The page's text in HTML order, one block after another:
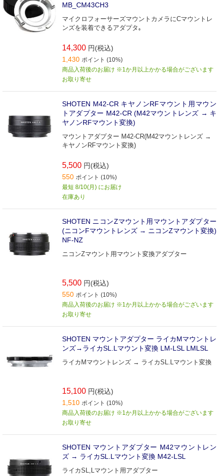
MB_CM43CH3
マイクロフォーサーズマウントカメラにCマウントレ
ンズを装着できるアダプタ｡
14,300 円(税込)
1,430 ポイント (10%)
商品入荷後のお届け ※1か月以上かかる場合がございます
お取り寄せ
SHOTEN M42-CR キヤノンRFマウント用マウン
トアダプター M42-CR (M42マウントレンズ → キ
ヤノンRFマウント変換)
マウントアダプター M42-CR(M42マウントレンズ →
キヤノンRFマウント変換)
5,500 円(税込)
550 ポイント (10%)
最短 8/10(月) にお届け
在庫あり
SHOTEN ニコンZマウント用マウントアダプター
(ニコンFマウントレンズ → ニコンZマウント変換)
NF-NZ
ニコンZマウント用マウント変換アダプター
5,500 円(税込)
550 ポイント (10%)
商品入荷後のお届け ※1か月以上かかる場合がございます
お取り寄せ
SHOTEN マウントアダプター ライカMマウントレ
ンズ→ライカSL.Lマウント変換 LM-LSL LMLSL
ライカMマウントレンズ → ライカSL.Lマウント変換
15,100 円(税込)
1,510 ポイント (10%)
商品入荷後のお届け ※1か月以上かかる場合がございます
お取り寄せ
SHOTEN マウントアダプター M42マウントレン
ズ → ライカSL.Lマウント変換 M42-LSL
ライカSL,Lマウント用アダプター